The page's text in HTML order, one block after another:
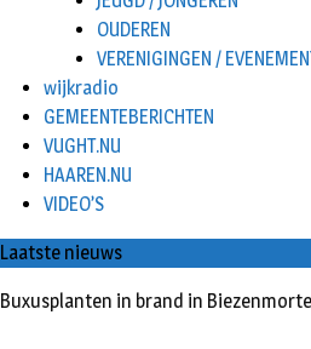
OUDEREN
VERENIGINGEN /
wijkradio
GEMEENTEBERICHTEN
VUGHT.NU
HAAREN.NU
VIDEO’S
Laatste nieuws
Buxusplanten in brand in